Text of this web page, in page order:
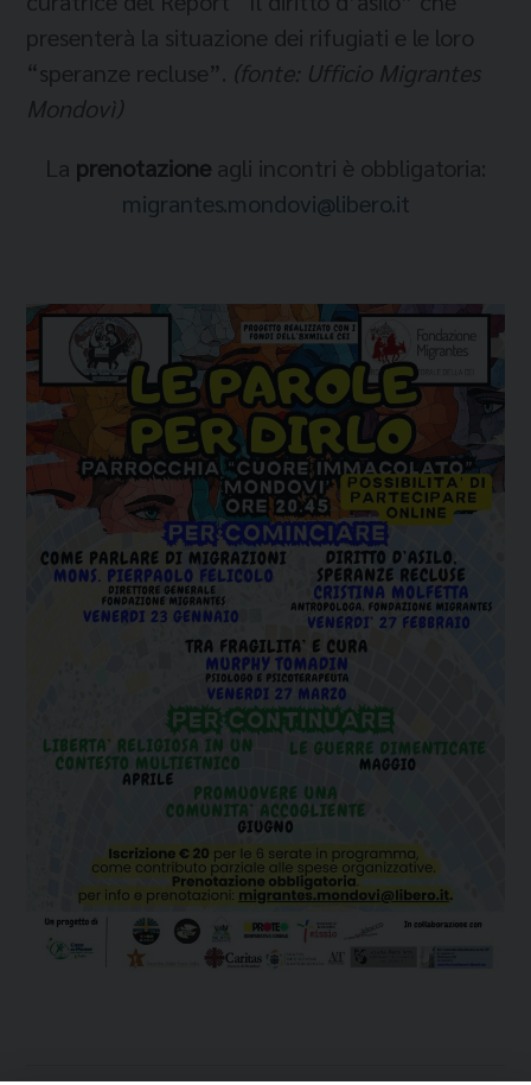
presenterà la situazione dei rifugiati e le loro
“speranze recluse”. (fonte: Ufficio Migrantes
Mondovì)
La prenotazione agli incontri è obbligatoria:
migrantes.mondovi@libero.it